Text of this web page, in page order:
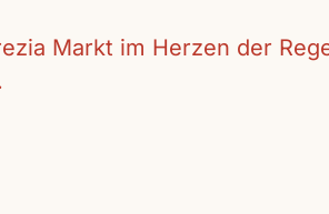
Markt im Herzen der